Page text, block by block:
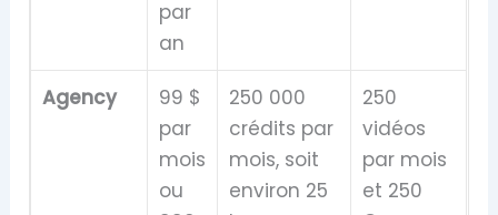
par
an
Agency
99 $
par
mois
ou
250 000
crédits par
mois, soit
environ 25
250
vidéos
par mois
et 250